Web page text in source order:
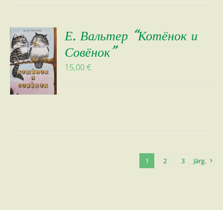
Е. Вальтер “Котёнок и
Совёнок”
15,00€
1 2 3 Järg.